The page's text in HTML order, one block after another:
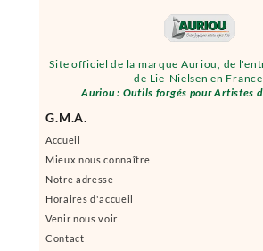
Site officiel de la marque Auriou, de
de Lie-Nielsen en
Auriou : Outils forgés pour Artistes
G.M.A.
Accueil
Mieux nous connaître
Notre adresse
Horaires d'accueil
Venir nous voir
Contact